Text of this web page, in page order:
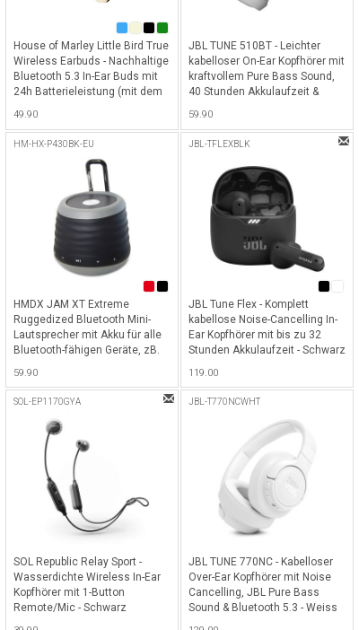
House of Marley Little Bird True
Wireless Earbuds - Nachhaltige
Bluetooth 5.3 In-Ear Buds mit
24h Batterieleistung (mit dem
Signature Black
49.90
JBL TUNE 510BT - Leichter
kabelloser On-Ear Kopfhörer mit
kraftvollem Pure Bass Sound,
40 Stunden Akkulaufzeit &
59.90
HM-HX-P430BK-EU
HMDX JAM XT Extreme
Ruggedized Bluetooth Mini-
Lautsprecher mit Akku für alle
Bluetooth-fähigen Geräte, zB.
59.90
JBL-TFLEXBLK
JBL Tune Flex - Komplett
kabellose Noise-Cancelling In-
Ear Kopfhörer mit bis zu 32
Stunden Akkulaufzeit - Schwarz
119.00
SOL-EP1170GYA
SOL Republic Relay Sport -
Wasserdichte Wireless In-Ear
Kopfhörer mit 1-Button
Remote/Mic - Schwarz
JBL-T770NCWHT
JBL TUNE 770NC - Kabelloser
Over-Ear Kopfhörer mit Noise
Cancelling, JBL Pure Bass
Sound & Bluetooth 5.3 - Weiss